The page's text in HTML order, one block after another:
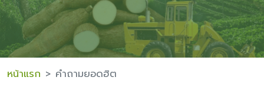
สูตรลับความอร่อย
สื่อเผยแพร่
หน้าแรก คำถามยอดฮิต